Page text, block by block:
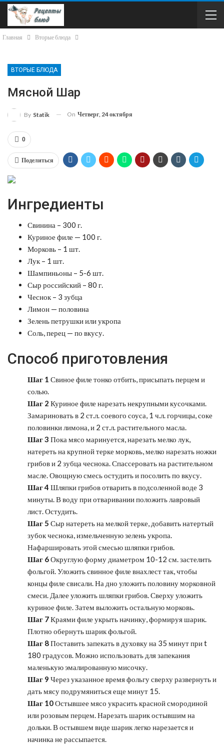
Главная Вторые блюда
ВТОРЫЕ БЛЮДА
Мясной Шар
By Statik On Четверг, 24 октября
0
Поделиться
Ингредиенты
Свинина – 300 г.
Куриное филе — 100 г.
Морковь – 1 шт.
Лук – 1 шт.
Шампиньоны – 5-6 шт.
Сыр российский – 80 г.
Чеснок – 3 зубца
Лимон — половина
Зелень петрушки или укропа
Соль, перец — по вкусу.
Способ приготовления
Шаг 1 Свиное филе тонко отбить, присыпать перцем и
солью.
Шаг 2 Куриное филе нарезать некрупными кусочками.
Замариновать в 2 ст.л. соевого соуса, 1 ч.л. горчицы, соке
половинки лимона, и 2 ст.л. растительного масла.
Шаг 3 Пока мясо маринуется, нарезать мелко лук,
натереть на крупной терке морковь, мелко нарезать ножки
грибов и 2 зубца чеснока. Спассеровать на растительном
масле. Овощную смесь остудить и посолить по вкусу.
Шаг 4 Шляпки грибов отварить в подсоленной воде 3
минуты. В воду при отваривании положить лавровый
лист. Остудить.
Шаг 5 Сыр натереть на мелкой терке, добавить натертый
зубок чеснока, измельченную зелень укропа.
Нафаршировать этой смесью шляпки грибов.
Шаг 6Округлую форму диаметром 10-12 см. застелить
фольгой. Уложить свинное филе внахлест так, чтобы
концы филе свисали. На дно уложить половину морковной
смеси. Далее уложить шляпки грибов. Сверху уложить
куриное филе. Затем выложить остальную морковь.
Шаг 7Краями филе укрыть начинку, формируя шарик.
Плотно обернуть шарик фольгой.
Шаг 8Поставить запекать в духовку на 35 минут при t
180 градусов. Можно использовать для запекания
маленькую эмалированную мисочку.
Шаг 9 Через указанное время фольгу сверху развернуть и
дать мясу подрумяниться еще минут 15.
Шаг 10Остывшее мясо украсить красной смородиной
или розовым перцем. Нарезать шарик остывшим на
дольки. В остывшем виде шарик легко нарезается и
начинка не рассыпается.